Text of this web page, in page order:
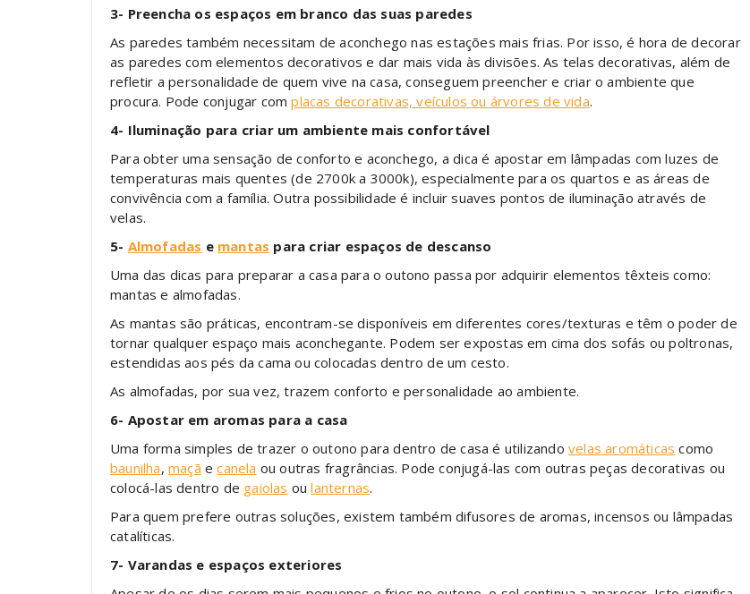
3- Preencha os espaços em branco das suas paredes
As paredes também necessitam de aconchego nas estações mais frias. Por isso, é hora de decorar
as paredes com elementos decorativos e dar mais vida às divisões. As telas decorativas, além de
refletir a personalidade de quem vive na casa, conseguem preencher e criar o ambiente que
procura. Pode conjugar complacas decorativas, veículos ou árvores de vida.
4- Iluminação para criar um ambiente mais confortável
Para obter uma sensação de conforto e aconchego, a dica é apostar em lâmpadas com luzes de
temperaturas mais quentes (de 2700k a 3000k), especialmente para os quartos e as áreas de
convivência com a família. Outra possibilidade é incluir suaves pontos de iluminação através de
velas.
5- Almofadas e mantas para criar espaços de descanso
Uma das dicas para preparar a casa para o outono passa por adquirir elementos têxteis como:
mantas e almofadas.
As mantas são práticas, encontram-se disponíveis em diferentes cores/texturas e têm o poder de
tornar qualquer espaço mais aconchegante. Podem ser expostas em cima dos sofás ou poltronas,
estendidas aos pés da cama ou colocadas dentro de um cesto.
As almofadas, por sua vez, trazem conforto e personalidade ao ambiente.
6- Apostar em aromas para a casa
Uma forma simples de trazer o outono para dentro de casa é utilizandovelas aromáticas como
baunilha,maçã ecanela ou outras fragrâncias. Pode conjugá-las com outras peças decorativas ou
colocá-las dentro de gaiolas oulanternas.
Para quem prefere outras soluções, existem também difusores de aromas, incensos ou lâmpadas
catalíticas.
7- Varandas e espaços exteriores